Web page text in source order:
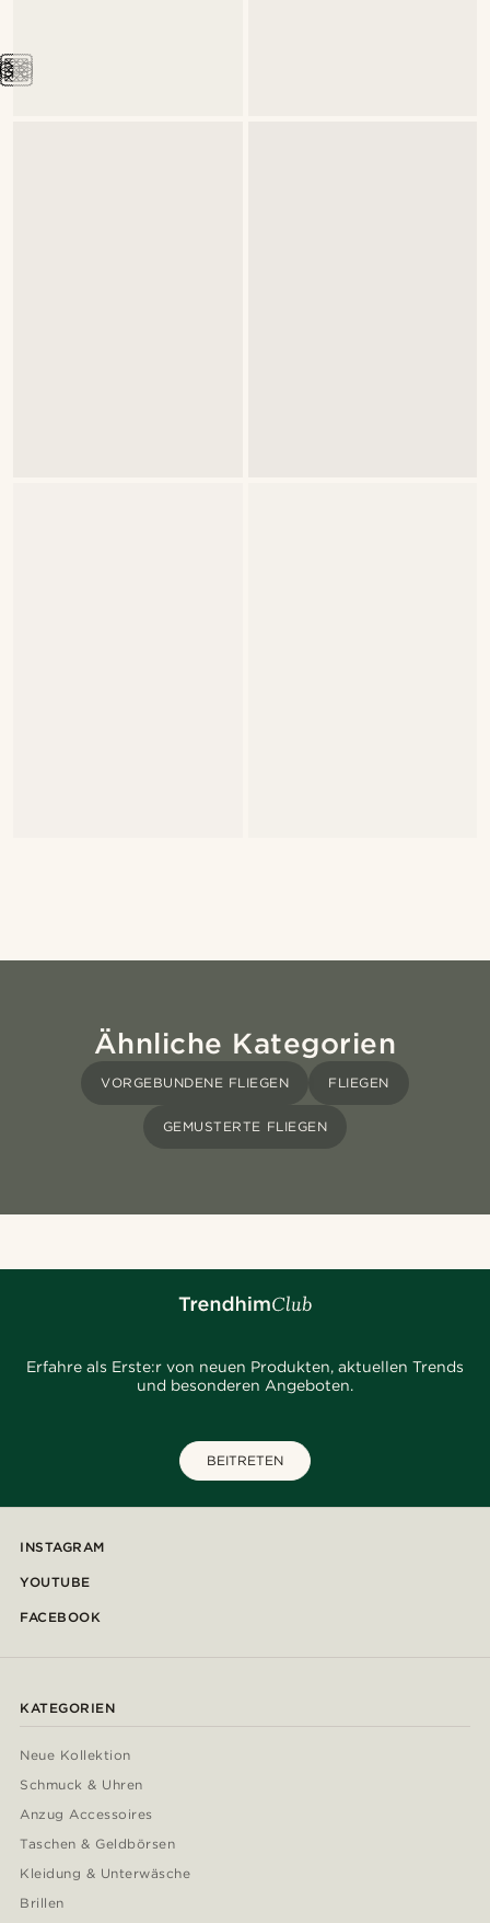
Ähnliche Kategorien
VORGEBUNDENE FLIEGEN FLIEGEN
GEMUSTERTE FLIEGEN
Erfahre als Erste:r von neuen Produkten, aktuellen Trends
und besonderen Angeboten.
BEITRETEN
INSTAGRAM
YOUTUBE
FACEBOOK
KATEGORIEN
Neue Kollektion
Schmuck & Uhren
Anzug Accessoires
Taschen & Geldbörsen
Kleidung & Unterwäsche
Brillen